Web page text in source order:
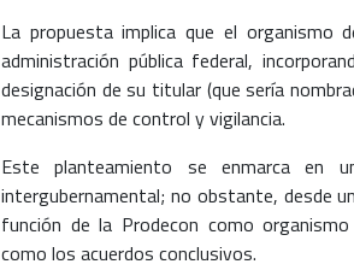
La propuesta implica que el
administración pública federal,
designación de su titular (que sería
mecanismos de control y vigilancia.
Este planteamiento se enmarca en
intergubernamental; no obstante, desde
función de la Prodecon como
como los acuerdos conclusivos.